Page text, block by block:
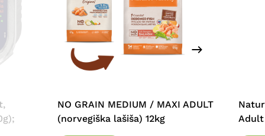
NO GRAIN MEDIUM / MAXI ADULT
(norvegiška lašiša) 12kg
Adult